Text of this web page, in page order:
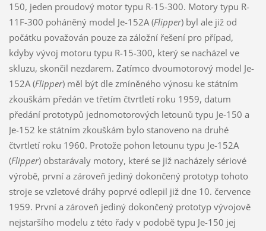
150, jeden proudový motor typu R-15-300. Motory typu R-
11F-300 poháněný model Je-152A (Flipper) byl ale již od
počátku považován pouze za záložní řešení pro případ,
kdyby vývoj motoru typu R-15-300, který se nacházel ve
skluzu, skončil nezdarem. Zatímco dvoumotorový model Je-
152A (Flipper) měl být dle zmíněného výnosu ke státním
zkouškám předán ve třetím čtvrtletí roku 1959, datum
předání prototypů jednomotorových letounů typu Je-150 a
Je-152 ke státním zkouškám bylo stanoveno na druhé
čtvrtletí roku 1960. Protože pohon letounu typu Je-152A
(Flipper) obstarávaly motory, které se již nacházely sériové
výrobě, první a zároveň jediný dokončený prototyp tohoto
stroje se vzletové dráhy poprvé odlepil již dne 10. července
1959. První a zároveň jediný dokončený prototyp vývojově
nejstaršího modelu z této řady v podobě typu Je-150 jej